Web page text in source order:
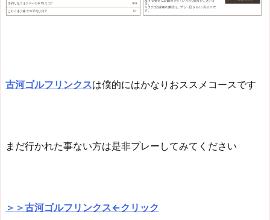
古河ゴルフリンクスは僕的にはかなりおススメコースです
まだ行かれた事ない方は是非プレーしてみてください
＞＞古河ゴルフリンクス←クリック